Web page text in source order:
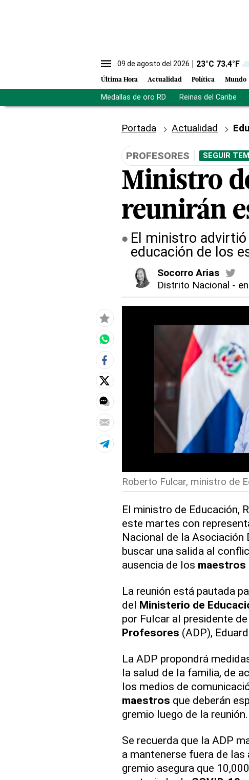
09 de agosto del 2026 23°C 73.4°F
Última Hora Actualidad Política Mundo
Medallas de oro RD Reinas del Caribe
Portada Actualidad
PROFESORES SEGUIR
Ministro
reunirán
El ministro
educación de los
Socorro Arias
Distrito Nacional -
Roberto Fulcar, ministro de
El ministro de Educación,
este martes con
Nacional de la Asociación
buscar una salida al
ausencia de los maestros
La reunión está pautada
del Ministerio de
por Fulcar al presidente
Profesores (ADP),
La ADP propondrá
la salud de la familia, de
los medios de
maestros que deberán
gremio luego de la reunión.
Se recuerda que la ADP
a mantenerse fuera de las
gremio asegura que